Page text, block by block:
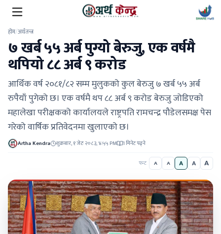
होम/अर्थतन्त्र
७ खर्ब ५५ अर्ब पुग्यो बेरुजु, एक वर्षमै
थपियो ८८ अर्ब ९ करोड
आर्थिक वर्ष २०८१/८२ सम्म मुलुकको कुल बेरुजु ७ खर्ब ५५ अर्ब
रुपैयाँ पुगेको छ। एक वर्षमै थप ८८ अर्ब ९ करोड बेरुजु जोडिएको
महालेखा परीक्षकको कार्यालयले राष्ट्रपति रामचन्द्र पौडेलसमक्ष पेस
गरेको वार्षिक प्रतिवेदनमा खुलाएको छ।
Artha Kendra शुक्रबार, १ जेठ २०८३, ४:५५ PM 1 मिनेट पढ्ने
फन्ट A A A A A